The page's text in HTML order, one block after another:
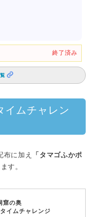
終了済み
イムチャレン
に加え
「タマゴふかポ
す。
窟の奥
イムチャレンジ